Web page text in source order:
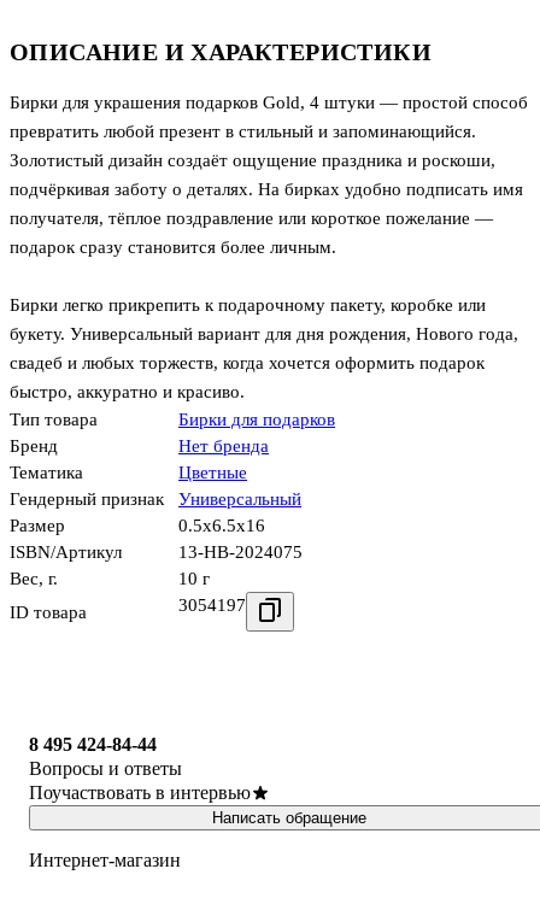
ОПИСАНИЕ И ХАРАКТЕРИСТИКИ
Бирки для украшения подарков Gold, 4 штуки — простой способ
превратить любой презент в стильный и запоминающийся.
Золотистый дизайн создаёт ощущение праздника и роскоши,
подчёркивая заботу о деталях. На бирках удобно подписать имя
получателя, тёплое поздравление или короткое пожелание —
подарок сразу становится более личным.
Бирки легко прикрепить к подарочному пакету, коробке или
букету. Универсальный вариант для дня рождения, Нового года,
свадеб и любых торжеств, когда хочется оформить подарок
быстро, аккуратно и красиво.
Тип товара
Бирки для подарков
Бренд
Нет бренда
Тематика
Цветные
Гендерный признак
Универсальный
Размер
0.5x6.5x16
ISBN/Артикул
13-HB-2024075
Вес, г.
10 г
ID товара
3054197
8 495 424-84-44
Вопросы и ответы
Поучаствовать в интервью
Написать обращение
Интернет-магазин